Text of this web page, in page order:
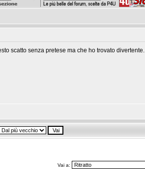
scatto senza pretese ma che ho trovato divertente.
Vai a: